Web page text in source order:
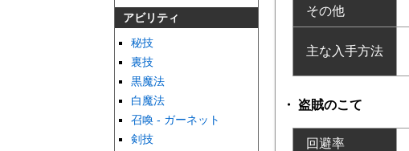
アビリティ
秘技
裏技
黒魔法
白魔法
召喚 - ガーネット
剣技
その他
主な入手方法
盗賊のこて
回避率